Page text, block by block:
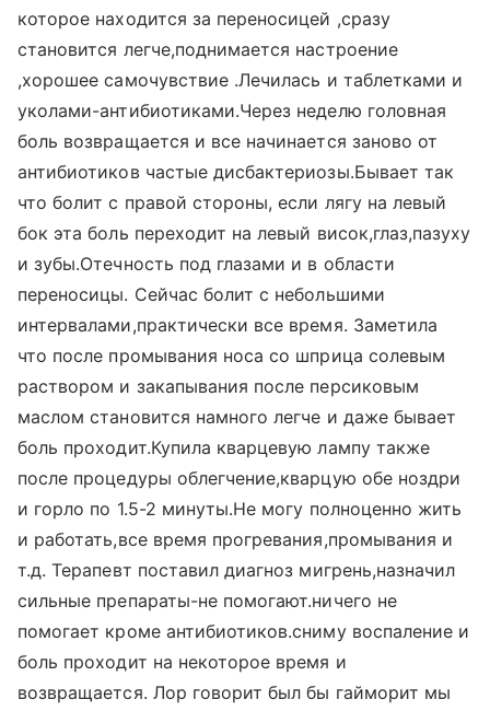
которое находится за переносицей ,сразу
становится легче,поднимается настроение
,хорошее самочувствие .Лечилась и таблетками и
уколами-антибиотиками.Через неделю головная
боль возвращается и все начинается заново от
антибиотиков частые дисбактериозы.Бывает так
что болит с правой стороны, если лягу на левый
бок эта боль переходит на левый висок,глаз,пазуху
и зубы.Отечность под глазами и в области
переносицы. Сейчас болит с небольшими
интервалами,практически все время. Заметила
что после промывания носа со шприца солевым
раствором и закапывания после персиковым
маслом становится намного легче и даже бывает
боль проходит.Купила кварцевую лампу также
после процедуры облегчение,кварцую обе ноздри
и горло по 1.5-2 минуты.Не могу полноценно жить
и работать,все время прогревания,промывания и
т.д. Терапевт поставил диагноз мигрень,назначил
сильные препараты-не помогают.ничего не
помогает кроме антибиотиков.сниму воспаление и
боль проходит на некоторое время и
возвращается. Лор говорит был бы гайморит мы